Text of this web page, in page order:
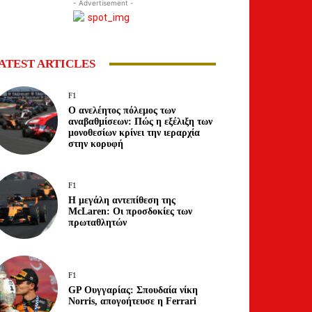
- Advertisement -
ARTICLES
F1
Ο ανελέητος πόλεμος των
αναβαθμίσεων: Πώς η εξέλιξη των
μονοθεσίων κρίνει την ιεραρχία
στην κορυφή
F1
Η μεγάλη αντεπίθεση της
McLaren: Οι προσδοκίες των
πρωταθλητών
F1
GP Ουγγαρίας: Σπουδαία νίκη
Norris, απογοήτευσε η Ferrari